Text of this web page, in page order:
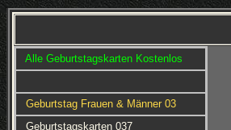
Alle Geburtstagskarten Kostenlos
Geburtstag Frauen & Männer 03
Geburtstagskarten 037